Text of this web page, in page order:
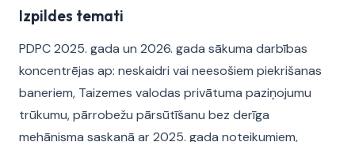
Izpildes temati
PDPC 2025. gada un 2026. gada sākuma darbības
koncentrējas ap: neskaidri vai neesošiem piekrišanas
baneriem, Taizemes valodas privātuma paziņojumu
trūkumu, pārrobežu pārsūtīšanu bez derīga
mehānisma saskaņā ar 2025. gada noteikumiem,